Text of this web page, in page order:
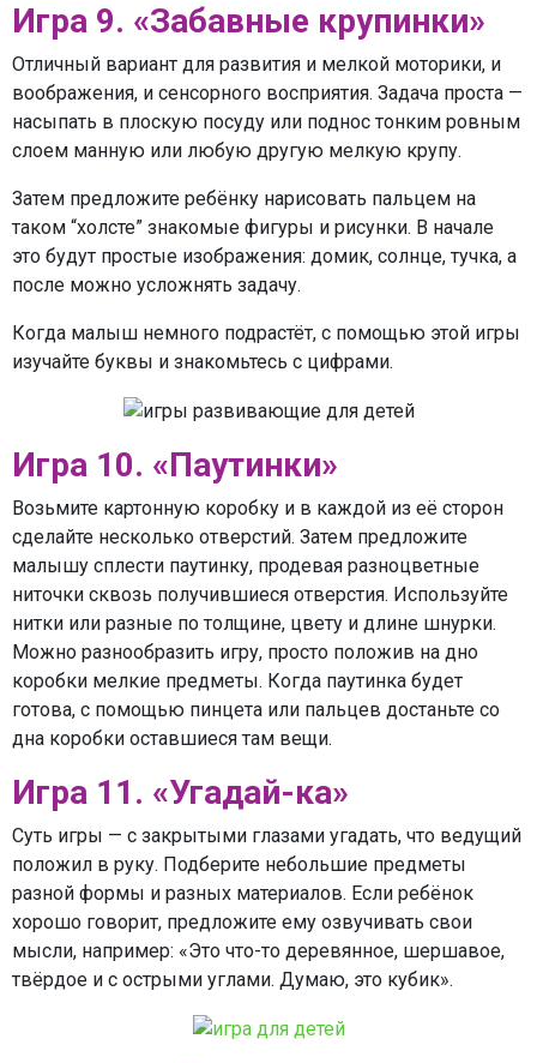
Игра 9. «Забавные крупинки»
Отличный вариант для развития и мелкой моторики, и
воображения, и сенсорного восприятия. Задача проста —
насыпать в плоскую посуду или поднос тонким ровным
слоем манную или любую другую мелкую крупу.
Затем предложите ребёнку нарисовать пальцем на
таком “холсте” знакомые фигуры и рисунки. В начале
это будут простые изображения: домик, солнце, тучка, а
после можно усложнять задачу.
Когда малыш немного подрастёт, с помощью этой игры
изучайте буквы и знакомьтесь с цифрами.
Игра 10. «Паутинки»
Возьмите картонную коробку и в каждой из её сторон
сделайте несколько отверстий. Затем предложите
малышу сплести паутинку, продевая разноцветные
ниточки сквозь получившиеся отверстия. Используйте
нитки или разные по толщине, цвету и длине шнурки.
Можно разнообразить игру, просто положив на дно
коробки мелкие предметы. Когда паутинка будет
готова, с помощью пинцета или пальцев достаньте со
дна коробки оставшиеся там вещи.
Игра 11. «Угадай-ка»
Суть игры — с закрытыми глазами угадать, что ведущий
положил в руку. Подберите небольшие предметы
разной формы и разных материалов. Если ребёнок
хорошо говорит, предложите ему озвучивать свои
мысли, например: «Это что-то деревянное, шершавое,
твёрдое и с острыми углами. Думаю, это кубик».